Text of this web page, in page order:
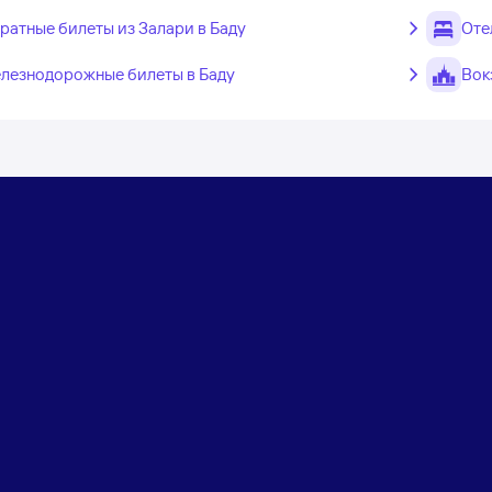
билеты из Залари в Баду
билеты в Баду